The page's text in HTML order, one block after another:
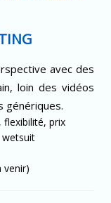
avec des
loin des vidéos
génériques.
prix
wetsuit
venir)